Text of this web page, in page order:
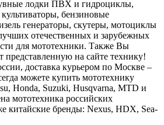
лодки ПВХ и гидроциклы,
бензиновые
генераторы, скутеры, мотоциклы
отечественных и зарубежных
для мототехники. Также Вы
представленную на сайте технику!
доставка курьером по Москве –
можете купить мототехнику
Honda, Suzuki, Husqvarna, MTD и
мототехника российских
китайские бренды: Nexus, HDX, Sea-